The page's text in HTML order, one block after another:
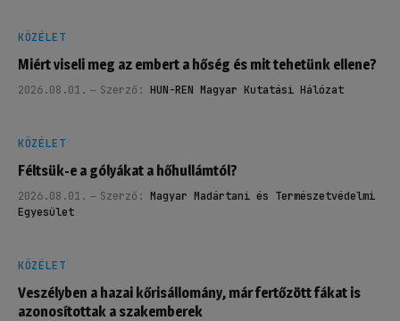
KÖZÉLET
Miért viseli meg az embert a hőség és mit tehetünk ellene?
2026.08.01. Szerző: HUN-REN Magyar Kutatási Hálózat
KÖZÉLET
Féltsük-e a gólyákat a hőhullámtól?
2026.08.01. Szerző: Magyar Madártani és Természetvédelmi
Egyesület
KÖZÉLET
Veszélyben a hazai kőrisállomány, már fertőzött fákat is
azonosítottak a szakemberek